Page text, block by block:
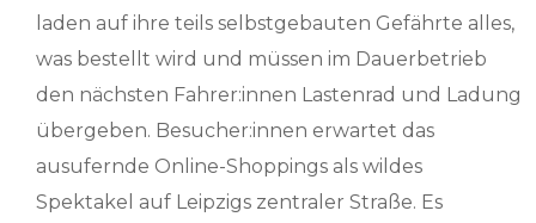
laden auf ihre teils selbstgebauten Gefährte alles,
was bestellt wird und müssen im Dauerbetrieb
den nächsten Fahrer:innen Lastenrad und Ladung
übergeben. Besucher:innen erwartet das
ausufernde Online-Shoppings als wildes
Spektakel auf Leipzigs zentraler Straße. Es